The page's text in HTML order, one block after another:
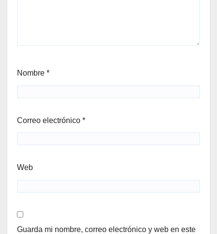
Nombre *
Correo electrónico *
Web
Guarda mi nombre, correo electrónico y web en este